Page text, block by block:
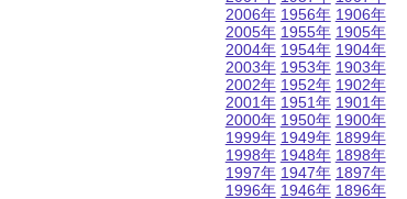
2006年
2005年
2004年
2003年
2002年
2001年
2000年
1999年
1998年
1997年
1996年
1956年
1955年
1954年
1953年
1952年
1951年
1950年
1949年
1948年
1947年
1946年
1906年
1905年
1904年
1903年
1902年
1901年
1900年
1899年
1898年
1897年
1896年